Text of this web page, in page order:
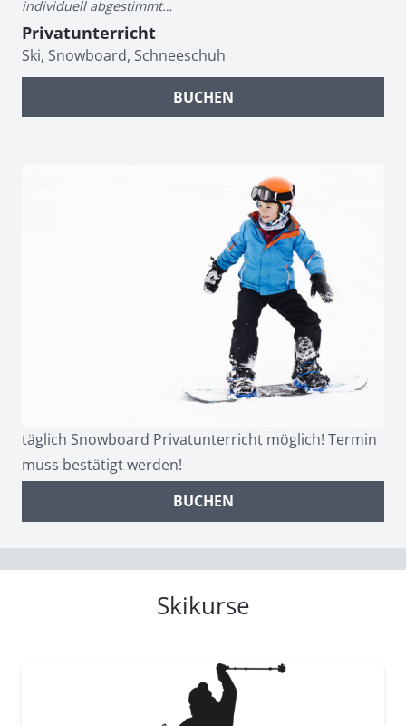
individuell abgestimmt…
Privatunterricht
Ski, Snowboard, Schneeschuh
BUCHEN
täglich Snowboard Privatunterricht möglich! Termin
muss bestätigt werden!
BUCHEN
Skikurse